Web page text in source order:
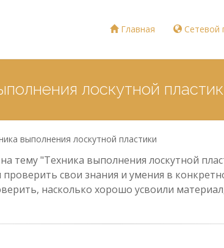
Главная Сетевой
лоскутной
выполнения лоскутной пластики
тему "Техника выполнения лоскутной
свои знания и умения в
насколько хорошо усвоили